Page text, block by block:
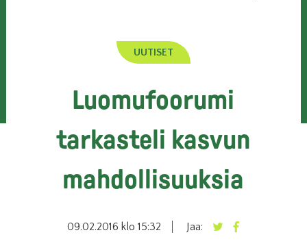
UUTISET
Luomufoorumi
tarkasteli kasvun
mahdollisuuksia
09.02.2016 klo 15:32 Jaa: